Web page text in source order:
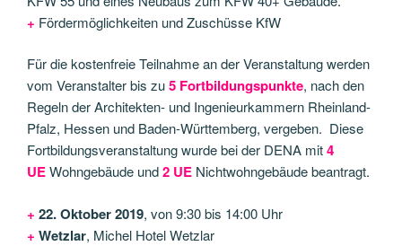
+ Fördermöglichkeiten und Zuschüsse KfW
Für die kostenfreie Teilnahme an der Veranstaltung werden
vom Veranstalter bis zu5 Fortbildungspunkte, nach den
Regeln der Architekten- und Ingenieurkammern Rheinland-
Pfalz, Hessen und Baden-Württemberg, vergeben. Diese
Fortbildungsveranstaltung wurde bei der DENA mit4
UEWohngebäude und2 UE Nichtwohngebäude beantragt.
+ 22. Oktober 2019, von 9:30 bis 14:00 Uhr
+ Wetzlar, Michel Hotel Wetzlar